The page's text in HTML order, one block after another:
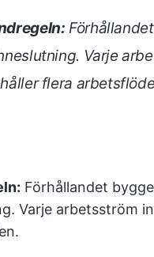
Varje
flera
Förhållandet
Varje arbetsström